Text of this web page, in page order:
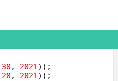
30 , 2021));
28 , 2021));